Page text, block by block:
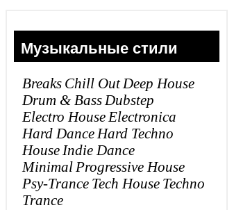
Музыкальные стили
Breaks Chill Out Deep House
Drum & Bass Dubstep
Electro House Electronica
Hard Dance Hard Techno
House Indie Dance
Minimal Progressive House
Psy-Trance Tech House Techno
Trance